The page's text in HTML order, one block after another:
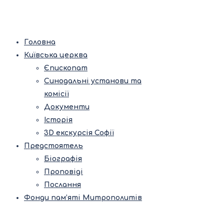
Головна
Київська церква
Єпископат
Синодальні установи та
комісії
Документи
Історія
3D екскурсія Софії
Предстоятель
Біографія
Проповіді
Послання
Фонди пам’яті Митрополитів